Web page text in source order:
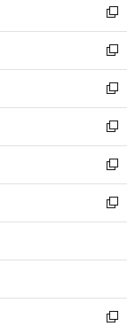
で
開
く
ド
ウ
で
開
く
ィ
ン
ド
ウ
で
開
く
い
ウ
ィ
ン
ド
ウ
で
開
く
新
し
い
ウ
ィ
ン
ド
ウ
で
開
く
新
し
い
ウ
ィ
ン
ド
ウ
で
開
新
し
い
ウ
ィ
ン
ド
ウ
開
新
し
い
ウ
ィ
ン
ウ
開
く
新
し
い
ウ
ン
ウ
で
新
し
ウ
ン
ド
新